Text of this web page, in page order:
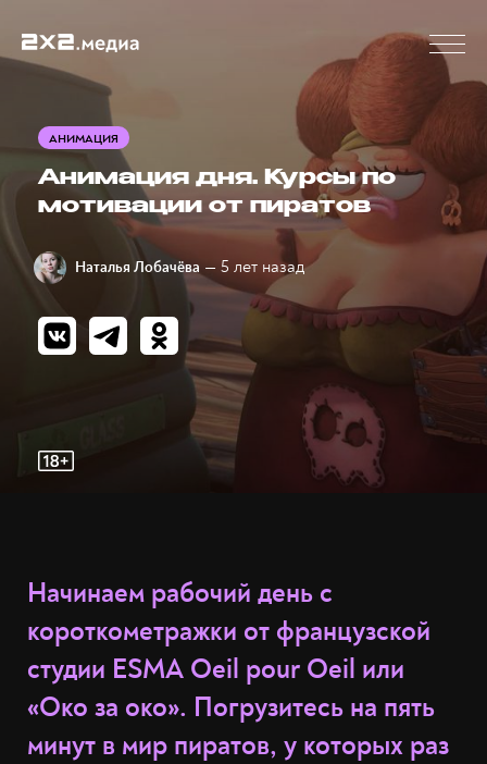
АНИМАЦИЯ
Анимация дня. Курсы по
мотивации от пиратов
Наталья Лобачёва — 5 лет назад
Начинаем рабочий день с
короткометражки от французской
студии ESMA Oeil pour Oeil или
«Око за око». Погрузитесь на пять
минут в мир пиратов, у которых раз